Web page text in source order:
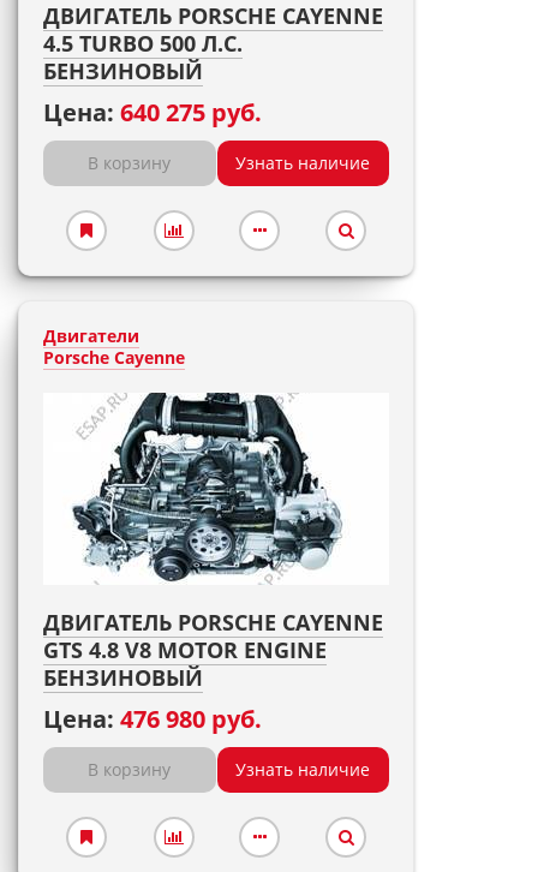
ДВИГАТЕЛЬ PORSCHE CAYENNE
4.5 TURBO 500 Л.С.
БЕНЗИНОВЫЙ
Цена: 640 275 руб.
В корзину Узнать наличие
Двигатели
Porsche Cayenne
ДВИГАТЕЛЬ PORSCHE CAYENNE
GTS 4.8 V8 MOTOR ENGINE
БЕНЗИНОВЫЙ
Цена: 476 980 руб.
В корзину Узнать наличие